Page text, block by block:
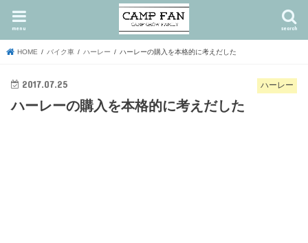
search
menu
HOME バイク車 ハーレー ハーレーの購入を本格的に考えだした
ハーレー
2017.07.25
ハーレーの購入を本格的に考えだした